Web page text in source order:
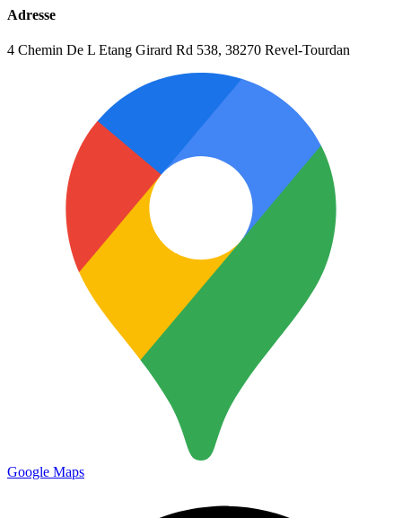
Adresse
4 Chemin De L Etang Girard Rd 538, 38270 Revel-Tourdan
Google Maps